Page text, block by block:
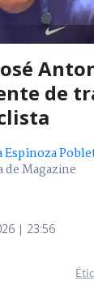
de
de Magazine
| 23:56